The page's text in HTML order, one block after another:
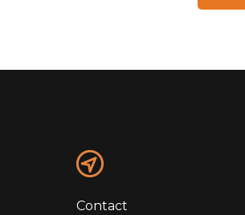
Contact